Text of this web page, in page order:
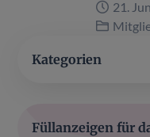
21.
Kategorien
Füllanzeigen für